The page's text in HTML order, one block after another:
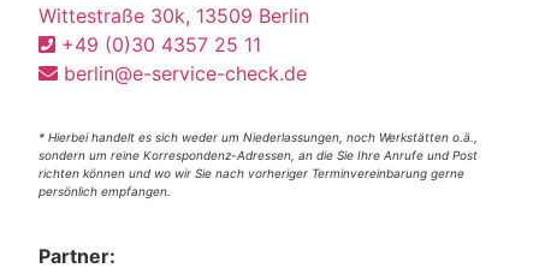
Wittestraße 30k, 13509 Berlin
+49 (0)30 4357 25 11
berlin@e-service-check.de
* Hierbei handelt es sich weder um Niederlassungen, noch Werkstätten o.ä.,
sondern um reine Korrespondenz-Adressen, an die Sie Ihre Anrufe und Post
richten können und wo wir Sie nach vorheriger Terminvereinbarung gerne
persönlich empfangen.
Partner: